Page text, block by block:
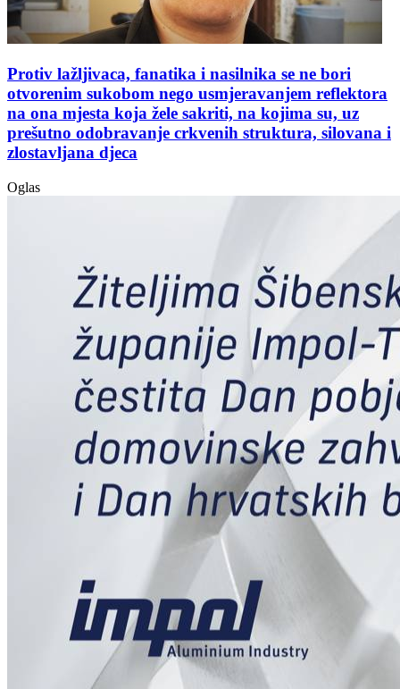
Protiv lažljivaca, fanatika i nasilnika se ne bori
otvorenim sukobom nego usmjeravanjem reflektora
na ona mjesta koja žele sakriti, na kojima su, uz
prešutno odobravanje crkvenih struktura, silovana i
zlostavljana djeca
Oglas